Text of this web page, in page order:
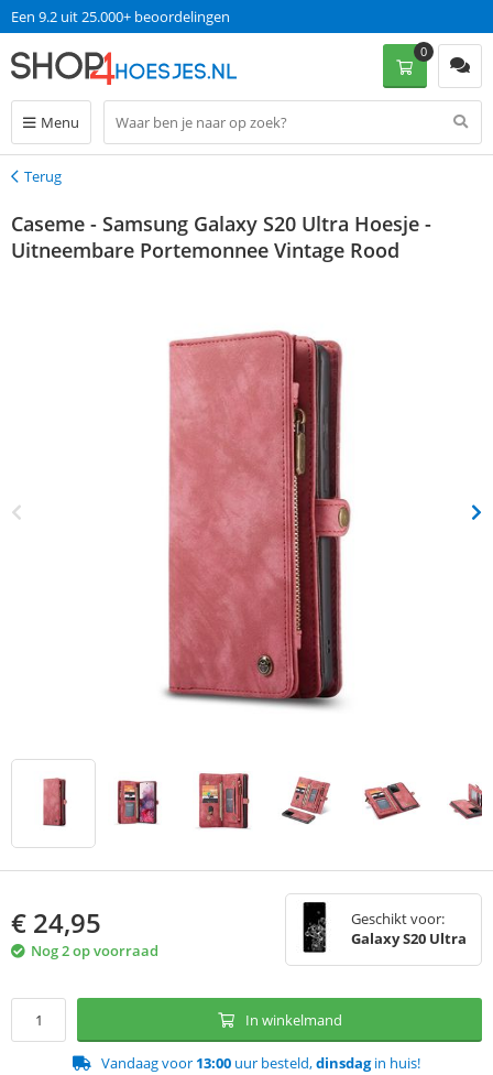
Een 9.2 uit 25.000+ beoordelingen
Menu
0
Terug
Terug
Caseme - Samsung Galaxy S20 Ultra Hoesje -
Uitneembare Portemonnee Vintage Rood
€ 24,95
Nog 2 op voorraad
Geschikt voor:
Galaxy S20 Ultra
In winkelmand
Vandaag voor 13:00 uur besteld,dinsdagin huis!